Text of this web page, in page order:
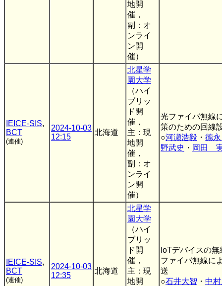
地開
催，
副：オ
ンライ
ン開
催）
IEICE-SIS,
BCT
(連催)
2024-10-03
12:15
北海道
北星学
園大学
（ハイ
ブリッ
ド開
催，
主：現
地開
催，
副：オ
ンライ
ン開
催）
光ファイバ無線
策のための回線
○河瀬浩毅 ・ 德
野武史 ・ 岡田
IEICE-SIS,
BCT
(連催)
2024-10-03
12:35
北海道
北星学
園大学
（ハイ
ブリッ
ド開
催，
主：現
地開
IoTデバイスの
ファイバ無線に
送
○石井大智 ・ 中